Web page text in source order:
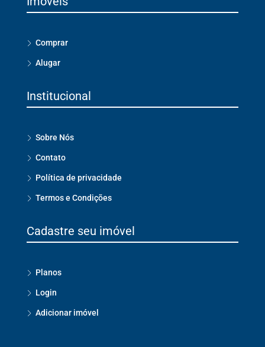
Comprar
Alugar
Institucional
Sobre Nós
Contato
Política de privacidade
Termos e Condições
Cadastre seu imóvel
Planos
Login
Adicionar imóvel